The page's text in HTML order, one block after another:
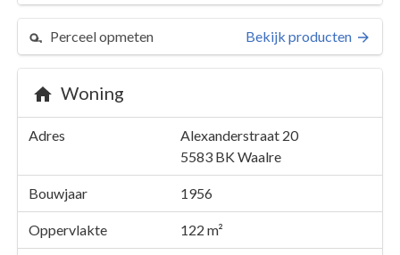
Perceel opmeten Bekijk producten
Woning
Adres
Alexanderstraat 20
5583 BK Waalre
Bouwjaar 1956
Oppervlakte 122 m²
Perceel 534
Kaarten en rapporten